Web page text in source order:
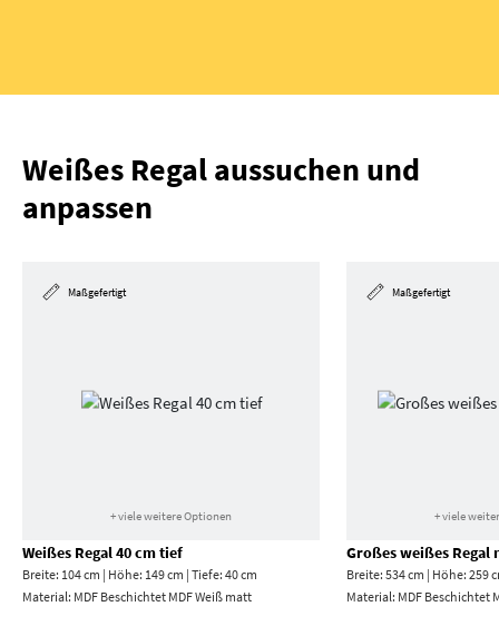
Weißes Regal aussuchen und
anpassen
Maßgefertigt
+ viele weitere Optionen
Weißes Regal 40 cm tief
Breite: 104 cm | Höhe: 149 cm | Tiefe: 40 cm
Material: MDF Beschichtet MDF Weiß matt
Maßgefertigt
+ viele
Großes weißes Regal
Breite: 534 cm | Höhe: 259
Material: MDF Beschichtet